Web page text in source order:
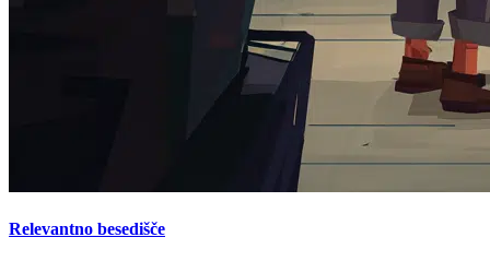
Relevantno besedišče